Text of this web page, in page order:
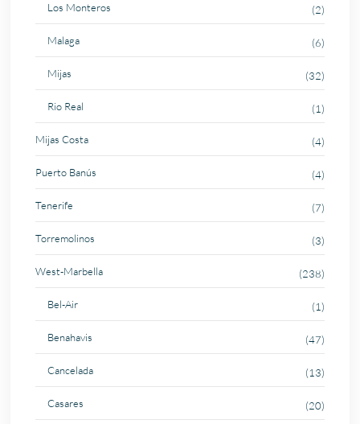
Los Monteros (2)
Malaga (6)
Mijas (32)
Rio Real (1)
Mijas Costa (4)
Puerto Banús (4)
Tenerife (7)
Torremolinos (3)
West-Marbella (238)
Bel-Air (1)
Benahavis (47)
Cancelada (13)
Casares (20)